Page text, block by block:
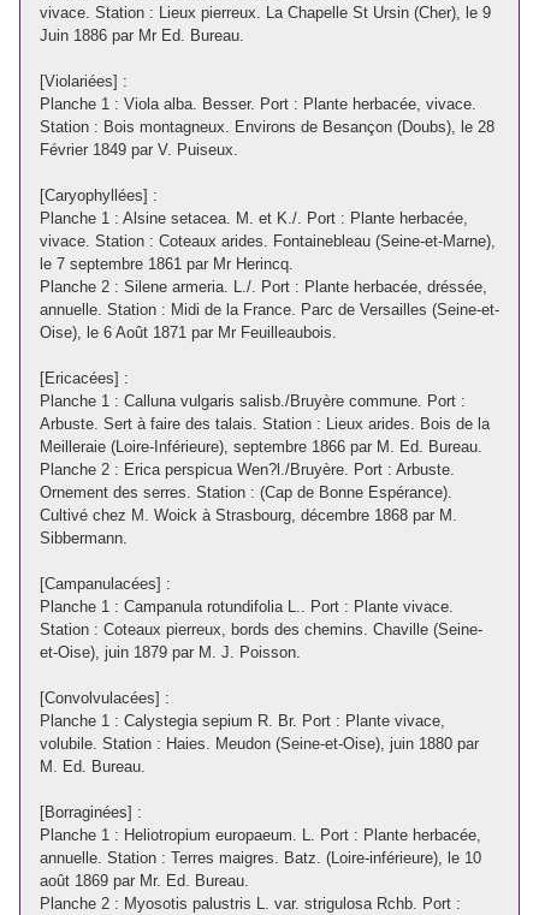
vivace. Station : Lieux pierreux. La Chapelle St Ursin (Cher), le 9
Juin 1886 par Mr Ed. Bureau.
[Violariées] :
Planche 1 : Viola alba. Besser. Port : Plante herbacée, vivace.
Station : Bois montagneux. Environs de Besançon (Doubs), le 28
Février 1849 par V. Puiseux.
[Caryophyllées] :
Planche 1 : Alsine setacea. M. et K./. Port : Plante herbacée,
vivace. Station : Coteaux arides. Fontainebleau (Seine-et-Marne),
le 7 septembre 1861 par Mr Herincq.
Planche 2 : Silene armeria. L./. Port : Plante herbacée, dréssée,
annuelle. Station : Midi de la France. Parc de Versailles (Seine-et-
Oise), le 6 Août 1871 par Mr Feuilleaubois.
[Ericacées] :
Planche 1 : Calluna vulgaris salisb./Bruyère commune. Port :
Arbuste. Sert à faire des talais. Station : Lieux arides. Bois de la
Meilleraie (Loire-Inférieure), septembre 1866 par M. Ed. Bureau.
Planche 2 : Erica perspicua Wen?l./Bruyère. Port : Arbuste.
Ornement des serres. Station : (Cap de Bonne Espérance).
Cultivé chez M. Woick à Strasbourg, décembre 1868 par M.
Sibbermann.
[Campanulacées] :
Planche 1 : Campanula rotundifolia L.. Port : Plante vivace.
Station : Coteaux pierreux, bords des chemins. Chaville (Seine-
et-Oise), juin 1879 par M. J. Poisson.
[Convolvulacées] :
Planche 1 : Calystegia sepium R. Br. Port : Plante vivace,
volubile. Station : Haies. Meudon (Seine-et-Oise), juin 1880 par
M. Ed. Bureau.
[Borraginées] :
Planche 1 : Heliotropium europaeum. L. Port : Plante herbacée,
annuelle. Station : Terres maigres. Batz. (Loire-inférieure), le 10
août 1869 par Mr. Ed. Bureau.
Planche 2 : Myosotis palustris L. var. strigulosa Rchb. Port :